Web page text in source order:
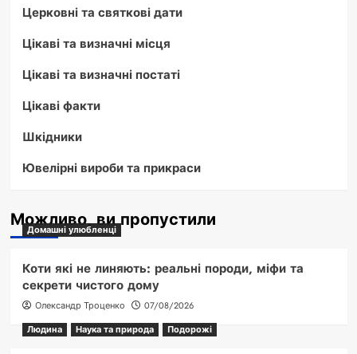
Церковні та святкові дати
Цікаві та визначні місця
Цікаві та визначні постаті
Цікаві факти
Шкідники
Ювелірні вироби та прикраси
Можливо, ви пропустили
Домашні улюбленці
Коти які не линяють: реальні породи, міфи та
секрети чистого дому
Олександр Троценко
07/08/2026
Людина
Наука та природа Подорожі